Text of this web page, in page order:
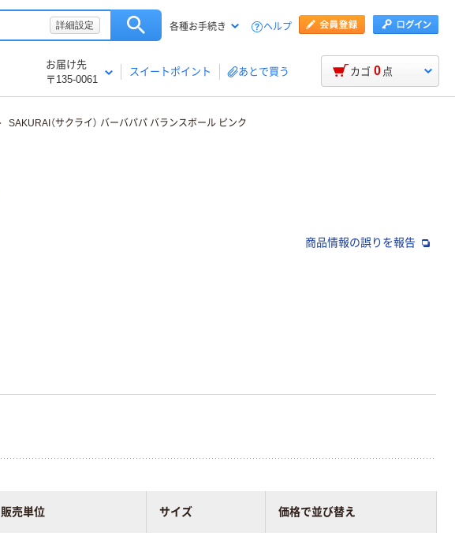
詳細設定 各種お手続き ヘルプ
お届け先
〒135-0061
スイートポイント あとで買う カゴ 0 点
SAKURAI（サクライ） バーバパパ バランスボール ピンク
商品情報の誤りを報告
販売単位 サイズ 価格で並び替え